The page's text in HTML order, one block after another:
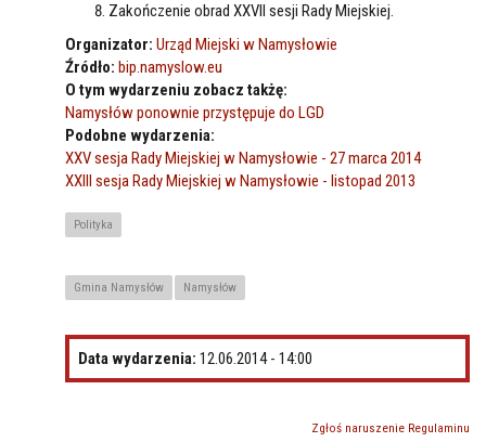
Zakończenie obrad XXVII sesji Rady Miejskiej.
Organizator: Urząd Miejski w Namysłowie
Źródło: bip.namyslow.eu
O tym wydarzeniu zobacz takżę:
Namysłów ponownie przystępuje do LGD
Podobne wydarzenia:
XXV sesja Rady Miejskiej w Namysłowie - 27 marca 2014
XXIII sesja Rady Miejskiej w Namysłowie - listopad 2013
Polityka
Gmina Namysłów Namysłów
Data wydarzenia: 12.06.2014 - 14:00
Zgłoś naruszenie Regulaminu